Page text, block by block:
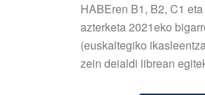
HABEren B1, B2, C1
azterketa 2021eko
(euskaltegiko
zein deialdi librean